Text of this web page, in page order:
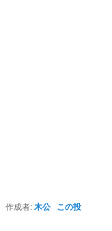
作成者:木公 この投